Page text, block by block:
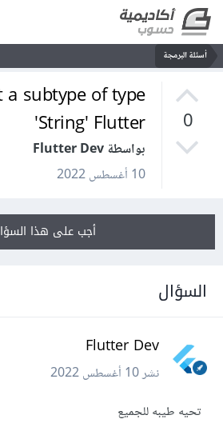
أسئلة البرمجة
0
subtype of type
'String' Flutter
بواسطة Flutter Dev
10 أغسطس 2022
أجب على هذا
السؤال
Flutter Dev
نشر10 أغسطس 2022
تحيه طيبه للجميع